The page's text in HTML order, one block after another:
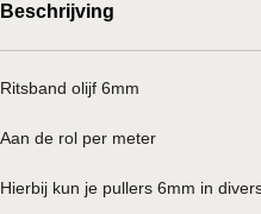
Beschrijving
Ritsband olijf 6mm
Aan de rol per meter
Hierbij kun je pullers 6mm in